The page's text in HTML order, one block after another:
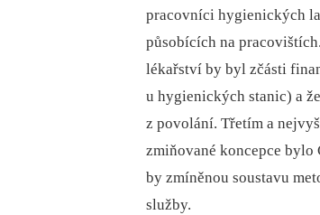
pracovníci hygienických
působících na
lékařství by byl zčásti
u hygienických stanic) a
z povolání. Třetím a
zmiňované koncepce
by zmíněnou soustavu
služby.